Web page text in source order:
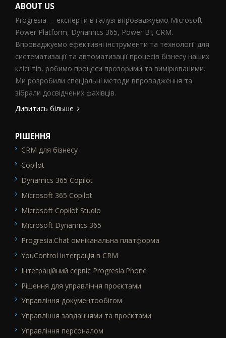
ABOUT US
Progresia – експерти в галузі впроваджуємо Microsoft
Power Platform, Dynamics 365, Power BI, CRM.
Впроваджуємо ефективні інструменти та технології для
систематизації та автоматизації процесів бізнесу наших
клієнтів, робимо процеси прозорими та вимірюваними.
Ми розробили спеціальні методи впровадження та
зібрали досвідчених фахівців.
Дивитись більше
РІШЕННЯ
SEO_FTR1
CRM для бізнесу
Copilot
Dynamics 365 Copilot
Microsoft 365 Copilot
Microsoft Copilot Studio
Microsoft Dynamics 365
Progresia.Chat омніканальна платформа
YouControl інтеграція в CRM
Інтеграційний сервіс Progresia.Phone
Рішення для управління проєктами
Управління документообігом
Управління завданнями та проєктами
Управління персоналом